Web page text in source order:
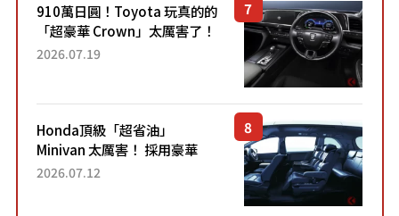
910萬日圓！Toyota 玩真的的
「超豪華 Crown」太厲害了！
採用由「匠人技藝」打造的
2026.07.19
Honda頂級「超省油」
Minivan 太厲害！ 採用豪華
「真皮座椅」與專屬「黑色內
2026.07.12